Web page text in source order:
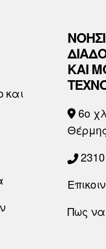
και
ΚΑΙ
6o
2310
Πως